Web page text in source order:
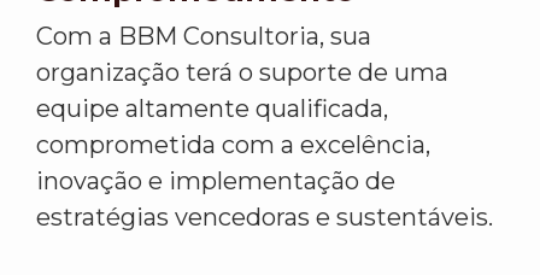
Com a BBM Consultoria, sua
organização terá o suporte de uma
equipe altamente qualificada,
comprometida com a excelência,
inovação e implementação de
estratégias vencedoras e sustentáveis.